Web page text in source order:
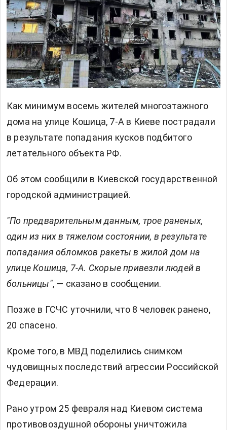
Как минимум восемь жителей многоэтажного
дома на улице Кошица, 7-А в Киеве пострадали
в результате попадания кусков подбитого
летательного объекта РФ.
Об этом сообщили в Киевской государственной
городской администрацией.
"По предварительным данным, трое раненых,
один из них в тяжелом состоянии, в результате
попадания обломков ракеты в жилой дом на
улице Кошица, 7-А. Скорые привезли людей в
больницы", — сказано в сообщении.
Позже в ГСЧС уточнили, что 8 человек ранено,
20 спасено.
Кроме того, в МВД поделились снимком
чудовищных последствий агрессии Российской
Федерации.
Рано утром 25 февраля над Киевом система
противовоздушной обороны уничтожила